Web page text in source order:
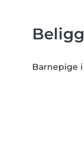
Barnepige